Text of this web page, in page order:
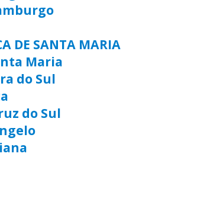
DE SANTA MARIA
Maria
do Sul
do Sul